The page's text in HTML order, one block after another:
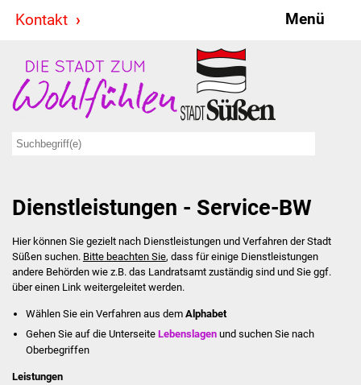
Kontakt Menü
Stadt & Politik
Bürgermeister
Ausschüsse
Ratsinformationssystem
Jugendbeirat
Summerrockfestival
Dienstleistungen - Service-BW
Hier können Sie gezielt nach Dienstleistungen und Verfahren der Stadt
Süßen suchen. Bitte beachten Sie, dass für einige Dienstleistungen
andere Behörden wie z.B. das Landratsamt zuständig sind und Sie ggf.
über einen Link weitergeleitet werden.
Wählen Sie ein Verfahren aus dem Alphabet
Gehen Sie auf die UnterseiteLebenslagen und suchen Sie nach
Oberbegriffen
Leistungen